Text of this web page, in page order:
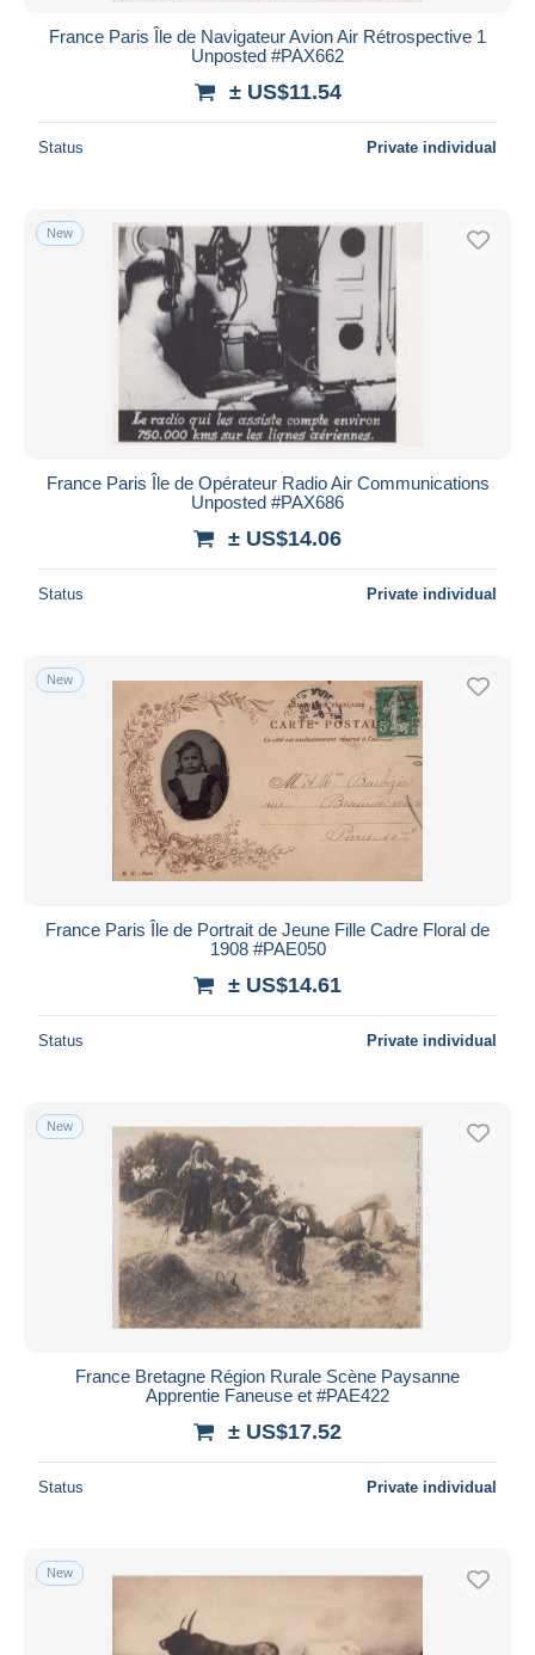
France Paris Île de Navigateur Avion Air Rétrospective 1
Unposted #PAX662
± US$11.54
Status Private individual
New
France Paris Île de Opérateur Radio Air Communications
Unposted #PAX686
± US$14.06
Status Private individual
New
France Paris Île de Portrait de Jeune Fille Cadre Floral de
1908 #PAE050
± US$14.61
Status Private individual
New
France Bretagne Région Rurale Scène Paysanne
Apprentie Faneuse et #PAE422
± US$17.52
Status Private individual
New